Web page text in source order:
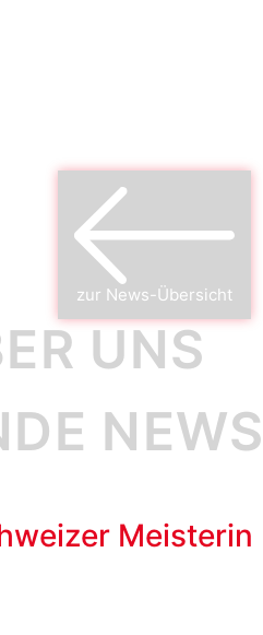
zur News-Übersicht
UNS
NEWS
Meisterin